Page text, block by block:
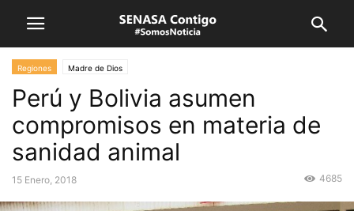
Regiones Madre de Dios
Perú y Bolivia asumen
compromisos en materia de
sanidad animal
15 Enero, 2018 4685